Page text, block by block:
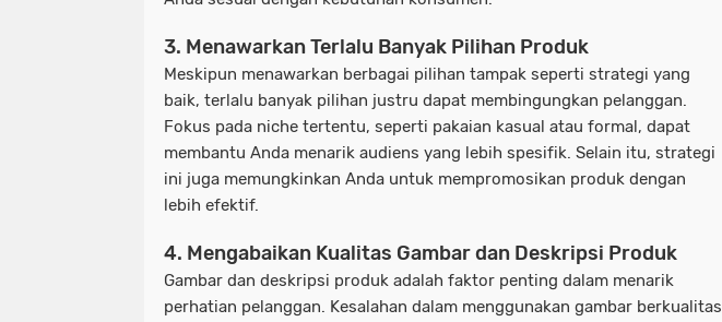
3. Menawarkan Terlalu Banyak Pilihan Produk
Meskipun menawarkan berbagai pilihan tampak seperti strategi yang
baik, terlalu banyak pilihan justru dapat membingungkan pelanggan.
Fokus pada niche tertentu, seperti pakaian kasual atau formal, dapat
membantu Anda menarik audiens yang lebih spesifik. Selain itu, strategi
ini juga memungkinkan Anda untuk mempromosikan produk dengan
lebih efektif.
4. Mengabaikan Kualitas Gambar dan Deskripsi Produk
Gambar dan deskripsi produk adalah faktor penting dalam menarik
perhatian pelanggan. Kesalahan dalam menggunakan gambar berkualitas